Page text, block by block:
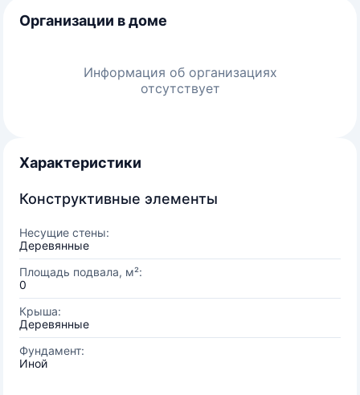
Организации в доме
Информация об организациях
отсутствует
Характеристики
Конструктивные элементы
Несущие стены:
Деревянные
Площадь подвала, м²:
0
Крыша:
Деревянные
Фундамент:
Иной